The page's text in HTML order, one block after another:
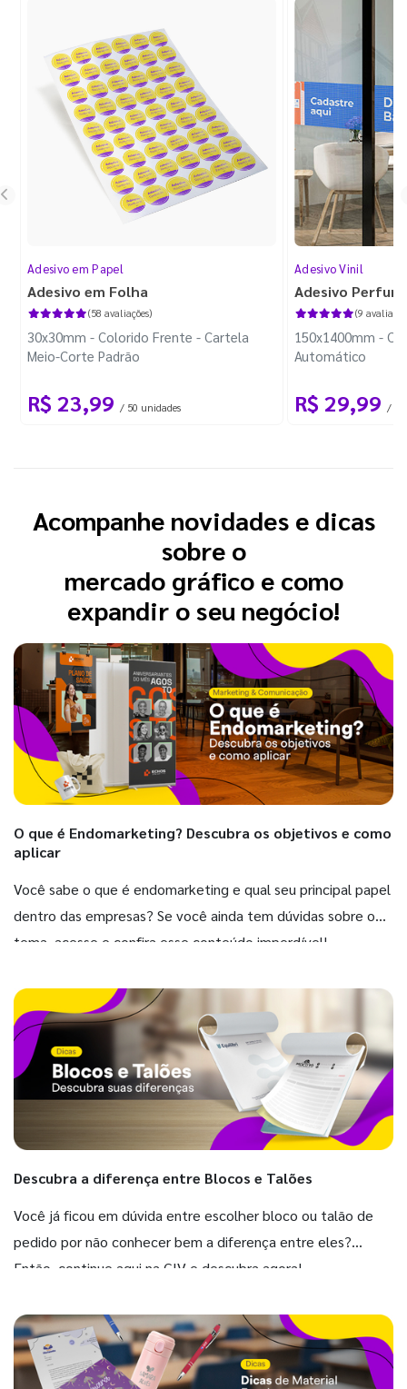
Adesivo em Papel
Adesivo em Folha
(58 avaliações)
30x30mm - Colorido Frente - Cartela
Meio-Corte Padrão
R$ 23,99 / 50 unidades
Adesivo Vinil
Adesivo
(9
150x1400mm -
Automático
R$ 29,99 / 1
Acompanhe novidades e dicas
sobre o
mercado gráfico e como
expandir o seu negócio!
O que é Endomarketing? Descubra os objetivos e como
aplicar
Você sabe o que é endomarketing e qual seu principal papel
dentro das empresas? Se você ainda tem dúvidas sobre o
tema, acesse e confira esse conteúdo imperdível!
Descubra a diferença entre Blocos e Talões
Você já ficou em dúvida entre escolher bloco ou talão de
pedido por não conhecer bem a diferença entre eles?
Então, continue aqui na GIV e descubra agora!